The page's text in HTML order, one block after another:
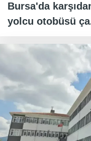
Bursa'da
yolcu otobüsü